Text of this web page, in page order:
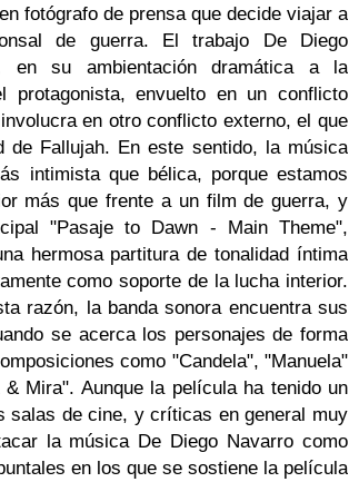
fotógrafo de prensa que decide viajar a
de guerra. El trabajo De Diego
en su ambientación dramática a la
protagonista, envuelto en un conflicto
en otro conflicto externo, el que
de Fallujah. En este sentido, la música
intimista que bélica, porque estamos
más que frente a un film de guerra, y
"Pasaje to Dawn - Main Theme",
hermosa partitura de tonalidad íntima
como soporte de la lucha interior.
razón, la banda sonora encuentra sus
se acerca los personajes de forma
como "Candela", "Manuela"
Mira". Aunque la película ha tenido un
salas de cine, y críticas en general muy
la música De Diego Navarro como
en los que se sostiene la película